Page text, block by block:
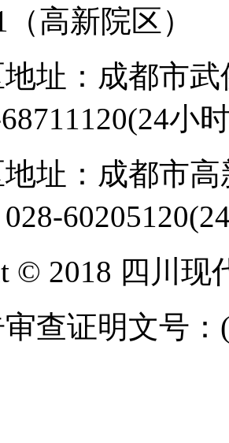
高新院区）
址：成都市
小
址：成都市
© 2018 四川现
查证明文号